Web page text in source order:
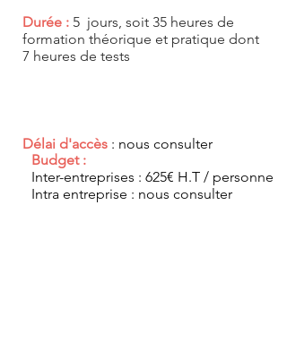
Durée : 5 jours, soit 35 heures de
formation théorique et pratique dont
7 heures de tests
Budget :
Inter-entreprises : 625€ H.T / personne
Intra entreprise : nous consulter
Délai d'accès : nous consulter